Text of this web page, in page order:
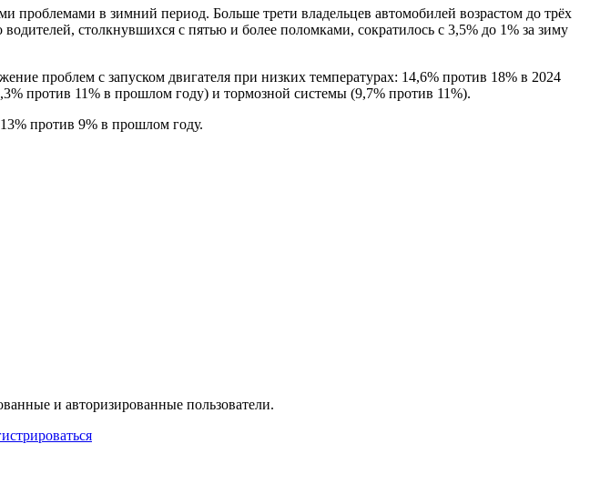
проблемами в зимний период. Больше трети владельцев автомобилей возрастом до трёх
столкнувшихся с пятью и более поломками, сократилось с 3,5% до 1% за зиму
проблем с запуском двигателя при низких температурах: 14,6% против 18% в 2024
против 11% в прошлом году) и тормозной системы (9,7% против 11%).
против 9% в прошлом году.
и авторизированные пользователи.